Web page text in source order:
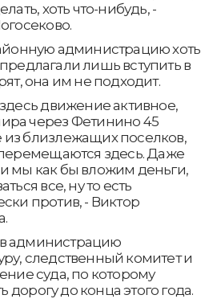
хоть что-нибудь, -
администрацию хоть
лишь вступить в
она им не подходит.
движение активное,
через Фетинино 45
близлежащих поселков,
перемещаются здесь. Даже
мы как бы вложим деньги,
все, ну то есть
против, - Виктор
администрацию
следственный комитет и
суда, по которому
до конца этого года.